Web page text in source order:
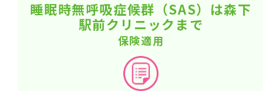
睡眠時無呼吸症候群（SAS）は森下
駅前クリニックまで
保険適用